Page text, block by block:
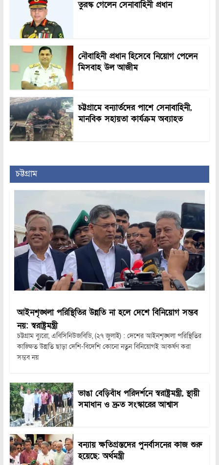
তুরস্ক গেলেন সেনাবাহিনী প্রধান
নৌবাহিনী প্রধান হিসেবে নিয়োগ পেলেন
মিসবাহ উল আজীম
চট্টগ্রামে বন্যার্তদের পাশে সেনাবাহিনী,
মানবিক সহায়তা কার্যক্রম অব্যাহত
চট্টগ্রাম
আইনশৃঙ্খলা পরিস্থিতির উন্নতি না হলে দেশে বিনিয়োগ সম্ভব
নয়: স্বরাষ্ট্রমন্ত্রী
চট্টগ্রাম ব্যুরো, এবিসিনিউজবিডি, (২৭ জুলাই) : দেশের আইনশৃঙ্খলা পরিস্থিতির
কাঙ্ক্ষিত উন্নতি ছাড়া দেশি-বিদেশি কোনো নতুন বিনিয়োগই আকর্ষণ করা
সম্ভব নয়
ভাঙা বেড়িবাঁধ পরিদর্শনে স্বরাষ্ট্রমন্ত্রী, স্থায়ী
সমাধান ও দ্রুত সংস্কারের আশ্বাস
বন্যায় ক্ষতিগ্রস্তদের পুনর্বাসনের কাজ শুরু
হয়েছে: অর্থমন্ত্রী